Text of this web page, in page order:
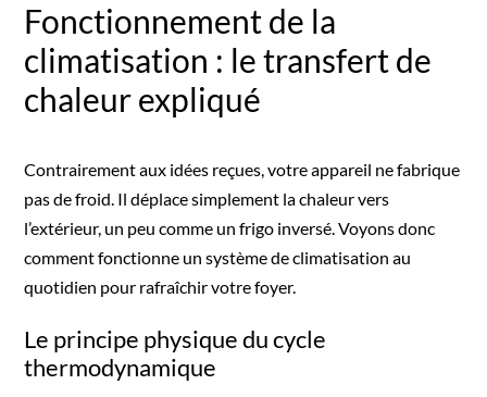
Fonctionnement de la
climatisation : le transfert de
chaleur expliqué
Contrairement aux idées reçues, votre appareil ne fabrique
pas de froid. Il déplace simplement la chaleur vers
l’extérieur, un peu comme un frigo inversé. Voyons donc
comment fonctionne un système de climatisation au
quotidien pour rafraîchir votre foyer.
Le principe physique du cycle
thermodynamique